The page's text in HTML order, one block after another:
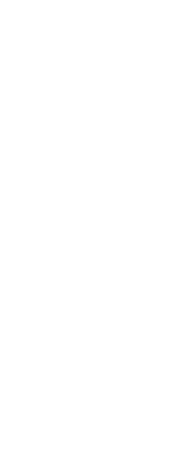
أو
وعلى
الأوفستية
أو
الورق. وتم
مسامي بما يكفي
تكاليف أقل